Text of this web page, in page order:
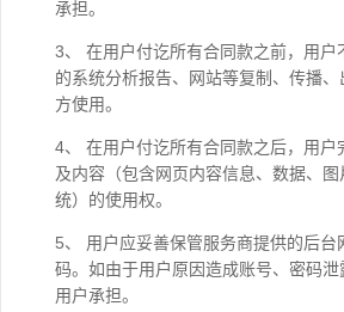
承担。
3、 在用户付讫所有合同款之前，用户
的系统分析报告、网站等复制、传播
方使用。
4、 在用户付讫所有合同款之后，用户
及内容（包含网页内容信息、数据、
统）的使用权。
5、 用户应妥善保管服务商提供的后台
码。如由于用户原因造成账号、密码
用户承担。